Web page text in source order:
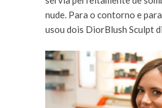
nude. Para o contorno e
usou dois DiorBlush Sculpt